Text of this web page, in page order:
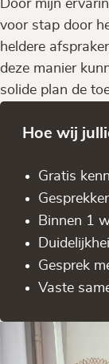
Door mijn
voor stap door
heldere
deze manier
solide plan de
Hoe wij
Gratis
Binnen 1
Gesprek
Vaste